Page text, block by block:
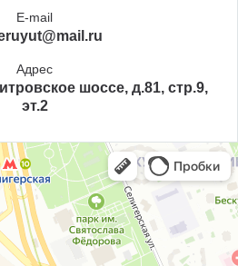
E-mail
Адрес
шоссе, д.81, стр.9,
эт.2